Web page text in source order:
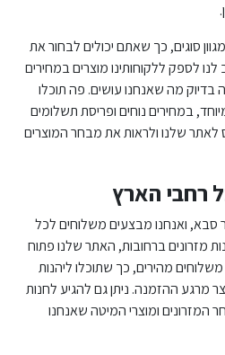
סוגים, כך שאתם יכולים לבחור את
לספק ללקוחותינו מוצרים במחירים
בדיוק מה שאנחנו עושים. פה תוכלו
במחירים נוחים ופריסת תשלומים
לאתר שלנו ולראות את מבחר המוצרים
רחבי הארץ
ואנחנו מבצעים משלוחים לכל
מזרונים ברחובות, האתר שלנו פתוח
מהירים, כך שתוכלו ליהנות
מרגע ההזמנה. ניתן גם להגיע לחנות
ומוצרי המיטה שאנחנו